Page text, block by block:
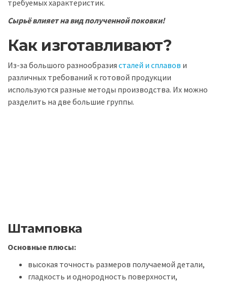
требуемых характеристик.
Сырьё влияет на вид полученной поковки!
Как изготавливают?
Из-за большого разнообразия сталей и сплавов и
различных требований к готовой продукции
используются разные методы производства. Их можно
разделить на две большие группы.
Штамповка
Основные плюсы:
высокая точность размеров получаемой детали,
гладкость и однородность поверхности,